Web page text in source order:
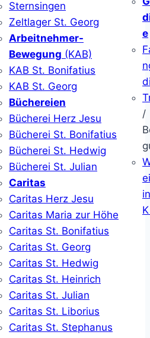
Sternsingen
Zeltlager St. Georg
Arbeitnehmer-
Bewegung (KAB)
KAB St. Bonifatius
KAB St. Georg
Büchereien
Bücherei Herz Jesu
Bücherei St. Bonifatius
Bücherei St. Hedwig
Bücherei St. Julian
Caritas
Caritas Herz Jesu
Caritas Maria zur Höhe
Caritas St. Bonifatius
Caritas St. Georg
Caritas St. Hedwig
Caritas St. Heinrich
Caritas St. Julian
Caritas St. Liborius
Caritas St. Stephanus
e
/